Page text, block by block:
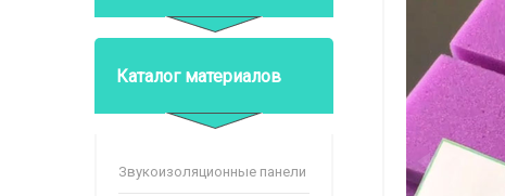
Каталог материалов
Звукоизоляционные панели